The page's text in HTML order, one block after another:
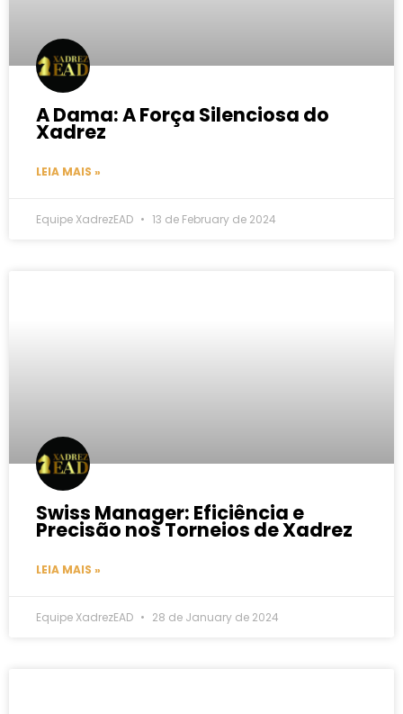
A Dama: A Força Silenciosa do
Xadrez
LEIA MAIS »
Equipe XadrezEAD 13 de February de 2024
Swiss Manager: Eficiência e
Precisão nos Torneios de Xadrez
LEIA MAIS »
Equipe XadrezEAD 28 de January de 2024